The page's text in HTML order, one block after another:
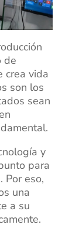
de
crea vida
son los
sean
y
para
Por eso,
una
a su